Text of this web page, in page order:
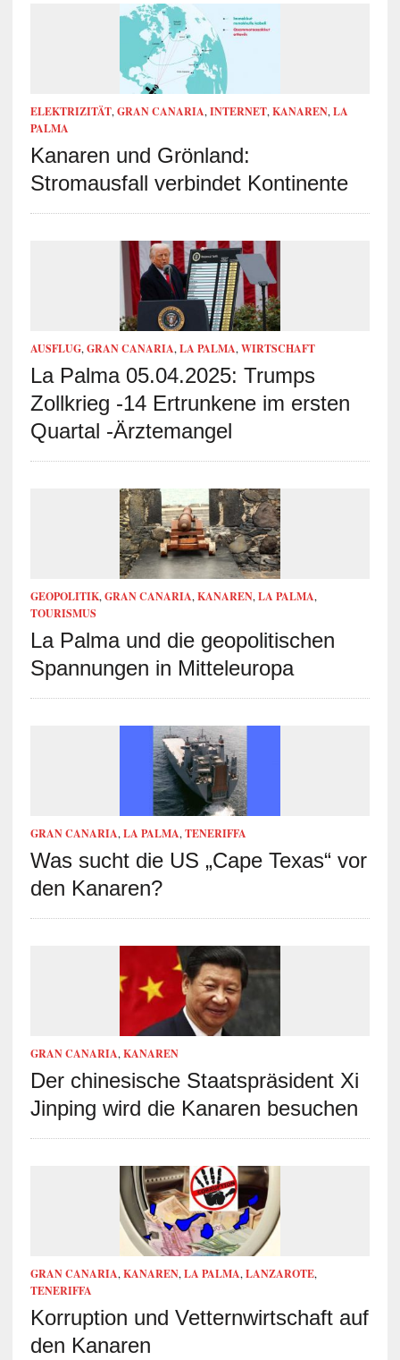
ELEKTRIZITÄT, GRAN CANARIA, INTERNET, KANAREN, LA
PALMA
Kanaren und Grönland:
Stromausfall verbindet Kontinente
AUSFLUG, GRAN CANARIA, LA PALMA, WIRTSCHAFT
La Palma 05.04.2025: Trumps
Zollkrieg -14 Ertrunkene im ersten
Quartal -Ärztemangel
GEOPOLITIK, GRAN CANARIA, KANAREN, LA PALMA,
TOURISMUS
La Palma und die geopolitischen
Spannungen in Mitteleuropa
GRAN CANARIA, LA PALMA, TENERIFFA
Was sucht die US „Cape Texas“ vor
den Kanaren?
GRAN CANARIA, KANAREN
Der chinesische Staatspräsident Xi
Jinping wird die Kanaren besuchen
GRAN CANARIA, KANAREN, LA PALMA, LANZAROTE,
TENERIFFA
Korruption und Vetternwirtschaft auf
den Kanaren